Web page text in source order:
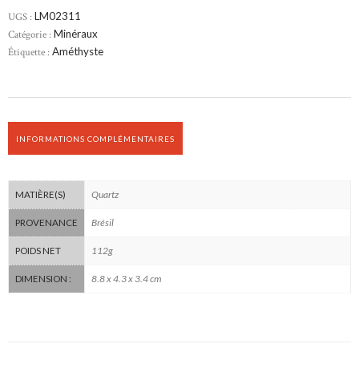
UGS : LM02311
Catégorie : Minéraux
Étiquette : Améthyste
INFORMATIONS COMPLÉMENTAIRES
MATIÈRE(S) Quartz
PROVENANCE Brésil
POIDS NET 112g
DIMENSION : 8.8 x 4.3 x 3.4 cm